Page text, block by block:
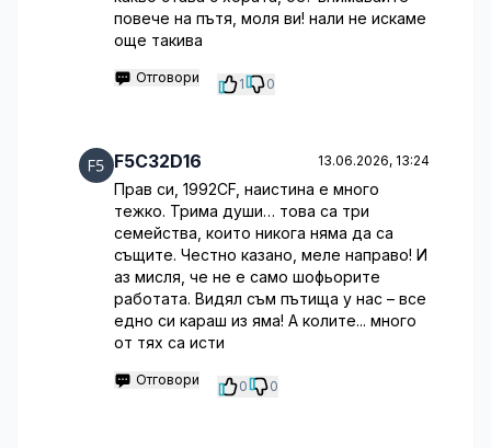
повече на пътя, моля ви! нали не искаме
още такива
Отговори 1 0
F5C32D16 13.06.2026, 13:24
Прав си, 1992CF, наистина е много
тежко. Трима души… това са три
семейства, които никога няма да са
същите. Честно казано, меле направо! И
аз мисля, че не е само шофьорите
работата. Видял съм пътища у нас – все
едно си караш из яма! А колите... много
от тях са исти
Отговори 0 0